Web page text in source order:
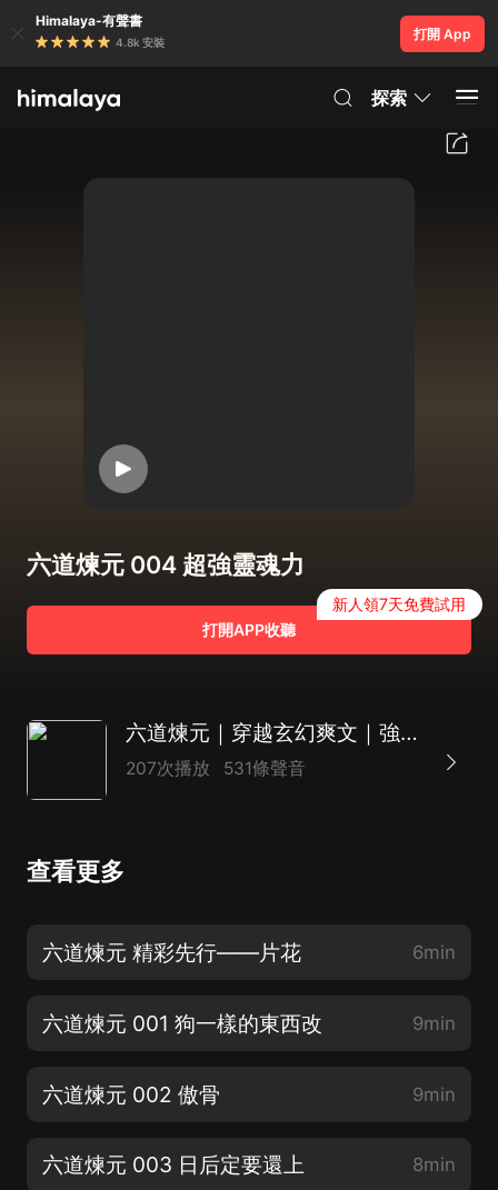
Himalaya-有聲書
4.8k 安裝
打開 App
探索
六道煉元 004 超強靈魂力
打開APP收聽
新人領7天免費試用
六道煉元｜穿越玄幻爽文｜強勢逆襲｜黑幫大佬在異世
207次播放 531條聲音
查看更多
六道煉元 精彩先行——片花 6min
六道煉元 001 狗一樣的東西改 9min
六道煉元 002 傲骨 9min
六道煉元 003 日后定要還上 8min